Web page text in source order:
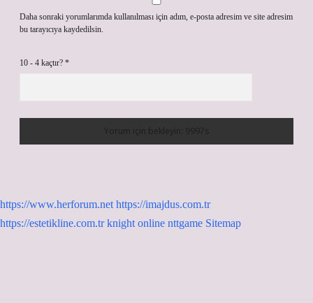
Daha sonraki yorumlarımda kullanılması için adım, e-posta adresim ve site adresim
bu tarayıcıya kaydedilsin.
10 - 4 kaçtır? *
https://www.herforum.net https://imajdus.com.tr
https://estetikline.com.tr knight online nttgame Sitemap